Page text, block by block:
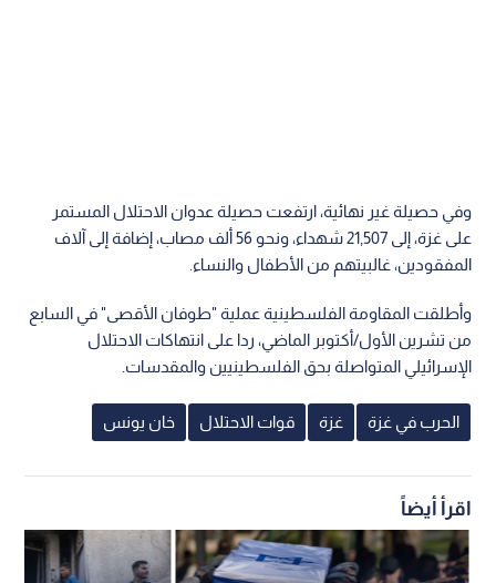
وفي حصيلة غير نهائية، ارتفعت حصيلة عدوان الاحتلال المستمر
على غزة، إلى 21,507 شهداء، ونحو 56 ألف مصاب، إضافة إلى آلاف
المفقودين، غالبيتهم من الأطفال والنساء.
وأطلقت المقاومة الفلسطينية عملية "طوفان الأقصى" في السابع
من تشرين الأول/أكتوبر الماضي، ردا على انتهاكات الاحتلال
الإسرائيلي المتواصلة بحق الفلسطينيين والمقدسات.
الحرب في غزة غزة قوات الاحتلال خان يونس
اقرأ أيضاً